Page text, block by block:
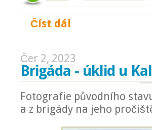
Číst dál
Čer 2, 2023
Brigáda - úklid u
Fotografie původního
a z brigády na jeho